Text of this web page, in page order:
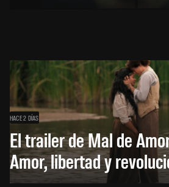
HACE 2 DÍAS
El trailer de Mal de
Amor, libertad y